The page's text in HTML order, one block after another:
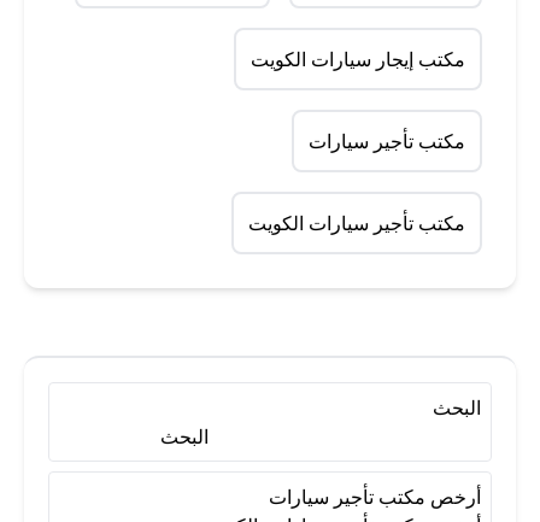
مكتب إيجار سيارات الكويت
مكتب تأجير سيارات
مكتب تأجير سيارات الكويت
البحث
البحث
أرخص مكتب تأجير سيارات